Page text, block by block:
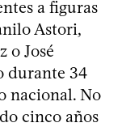
a figuras
Astori,
o José
durante 34
nacional. No
cinco años